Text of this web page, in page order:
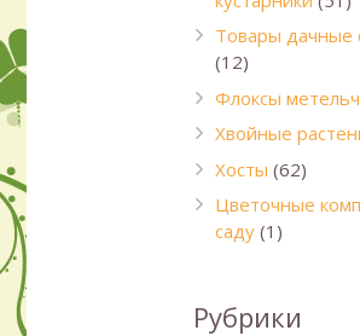
Товары дачные
(12)
Флоксы
Хвойные
Хосты (62)
Цветочные
саду (1)
Рубрики